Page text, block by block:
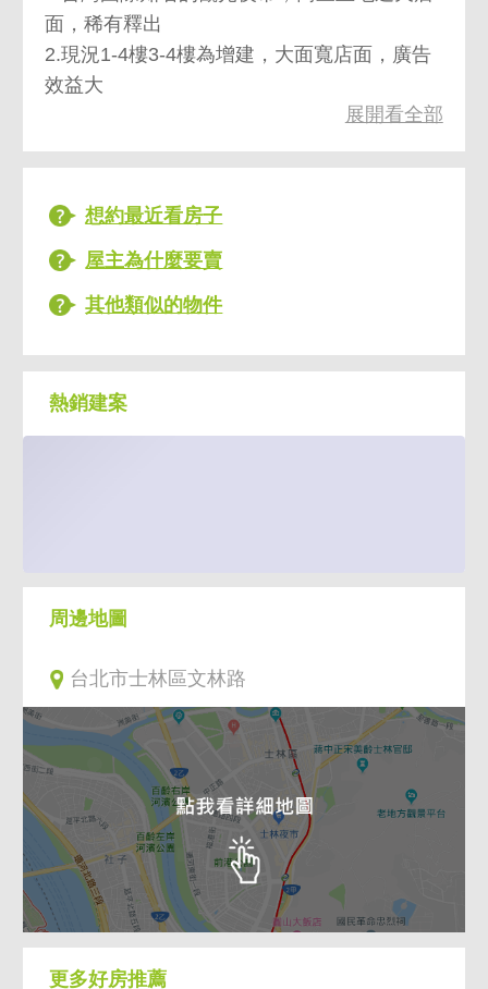
面，稀有釋出
2.現況1-4樓3-4樓為增建，大面寬店面，廣告
效益大
房源行銷２.雙網平台：流量大，成交快
４.人員素質高：定期專業房產課程訓練
５.產權安心保障：產權資料特約代書全程履約
在家透過實境看屋挑選合適物件。
集團榮獲:服務金牌獎臺灣服務業大評鑑房仲業
展開看全部
想約最近看房子
屋主為什麼要賣
其他類似的物件
熱銷建案
周邊地圖
台北市士林區文林路
更多好房推薦